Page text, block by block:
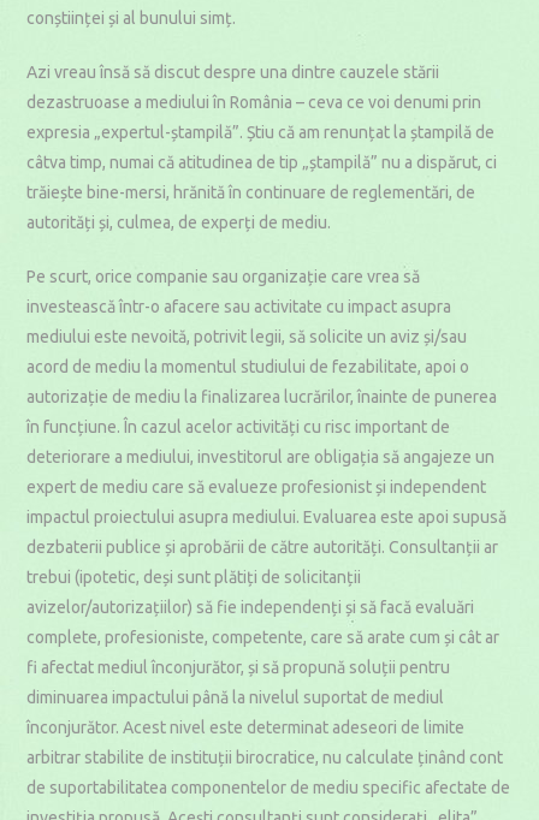
conștiinței și al bunului simț.
Azi vreau însă să discut despre una dintre cauzele stării
dezastruoase a mediului în România – ceva ce voi denumi prin
expresia „expertul-ștampilă”. Știu că am renunțat la ștampilă de
câtva timp, numai că atitudinea de tip „ștampilă” nu a dispărut, ci
trăiește bine-mersi, hrănită în continuare de reglementări, de
autorități și, culmea, de experți de mediu.
Pe scurt, orice companie sau organizație care vrea să
investească într-o afacere sau activitate cu impact asupra
mediului este nevoită, potrivit legii, să solicite un aviz și/sau
acord de mediu la momentul studiului de fezabilitate, apoi o
autorizație de mediu la finalizarea lucrărilor, înainte de punerea
în funcțiune. În cazul acelor activități cu risc important de
deteriorare a mediului, investitorul are obligația să angajeze un
expert de mediu care să evalueze profesionist și independent
impactul proiectului asupra mediului. Evaluarea este apoi supusă
dezbaterii publice și aprobării de către autorități. Consultanții ar
trebui (ipotetic, deși sunt plătiți de solicitanții
avizelor/autorizațiilor) să fie independenți și să facă evaluări
complete, profesioniste, competente, care să arate cum și cât ar
fi afectat mediul înconjurător, și să propună soluții pentru
diminuarea impactului până la nivelul suportat de mediul
înconjurător. Acest nivel este determinat adeseori de limite
arbitrar stabilite de instituții birocratice, nu calculate ținând cont
de suportabilitatea componentelor de mediu specific afectate de